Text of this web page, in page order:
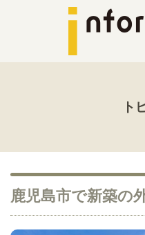
ト
鹿児島市で新築の